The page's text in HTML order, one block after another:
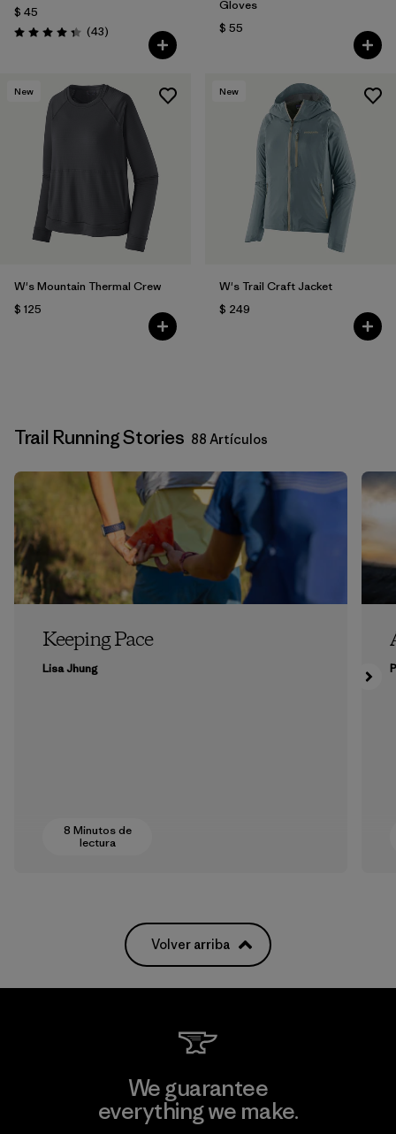
$ 45
Valoración: 4.3 / 5
(43Comentarios
)
Gloves
$ 55
New
W's Mountain Thermal Crew
$ 125
New
W's Trail Craft Jacket
$ 249
Trail Running Stories 88 Artículos
Keeping Pace
Lisa Jhung
8 Minutos de
lectura
Volver arriba
We guarantee
everything we make.